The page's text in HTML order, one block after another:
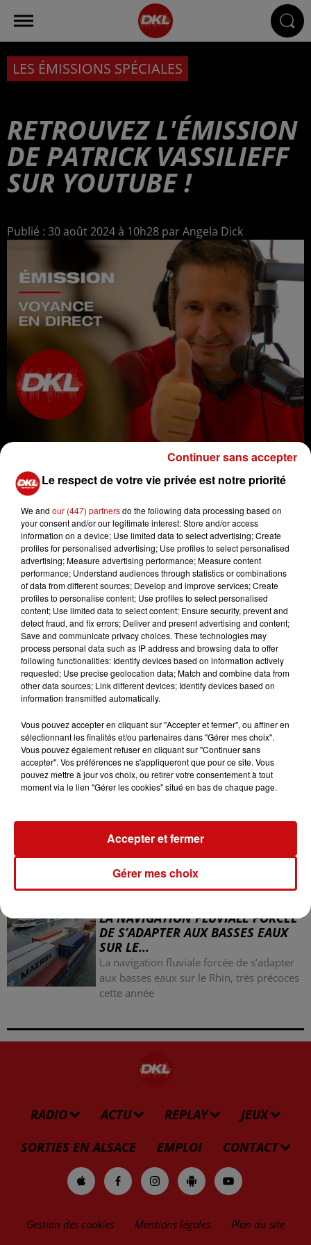
LES ÉMISSIONS SPÉCIALES
RETROUVEZ L'ÉMISSION
DE PATRICK VASSILIEFF
SUR YOUTUBE !
Publié : 30 août 2024 à 10h28 par Angela Dick
Retrouvez les émissions "Voyance en direct" de Patrick
Vassilieff sur Youtube :
https://www.youtube.com/@futurTag/videos
LES AUTRES ACTUALITÉS
31 juillet 2026
CONDAMNÉ À TROIS MOIS DE
PRISON AVEC SURSIS...
Mulhouse : un homme condamné à trois
mois de prison avec sursis pour un salut
nazi
LA 77E FOIRE AUX VINS DE
COLMAR OUVRE SES PORTES
la 77e Foire aux vins de Colmar ouvre ses
portes pendant 10 jours
LA NAVIGATION FLUVIALE FORCÉE
DE S’ADAPTER AUX BASSES EAUX
SUR LE...
La navigation fluviale forcée de s’adapter
aux basses eaux sur le Rhin, très précoces
cette année
RADIO ACTU REPLAY
JEUX
SORTIES EN ALSACE
EMPLOI CONTACT
Gestion des cookies Mentions légales Plan du site
Le respect de votre vie privée est notre priorité
We and our (447) partnersdo the following data processing based on
your consent and/or our legitimate interest: Store and/or access
information on a device; Use limited data to select advertising; Create
profiles for personalised advertising; Use profiles to select personalised
advertising; Measure advertising performance; Measure content
performance; Understand audiences through statistics or combinations
of data from different sources; Develop and improve services; Create
profiles to personalise content; Use profiles to select personalised
content; Use limited data to select content; Ensure security, prevent and
detect fraud, and fix errors; Deliver and present advertising and content;
Save and communicate privacy choices. These technologies may
process personal data such as IP address and browsing data to offer
following functionalities: Identify devices based on information actively
requested; Use precise geolocation data; Match and combine data from
other data sources; Link different devices; Identify devices based on
information transmitted automatically.
Vous pouvez accepter en cliquant sur "Accepter et fermer", ou affiner en
sélectionnant les finalités et/ou partenaires dans "Gérer mes choix".
Vous pouvez également refuser en cliquant sur "Continuer sans
accepter". Vos préférences ne s'appliqueront que pour ce site. Vous
pouvez mettre à jour vos choix, ou retirer votre consentement à tout
moment via le lien "Gérer les cookies" situé en bas de chaque page.
Gérer mes choix
Accepter et fermer
Continuer sans accepter